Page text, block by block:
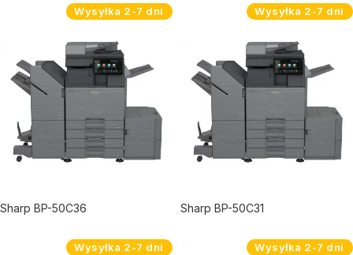
Wysyłka 2-7 dni
Sharp BP-50C36
Wysyłka 2-7 dni
Sharp BP-50C31
Wysyłka 2-7 dni Wysyłka 2-7 dni